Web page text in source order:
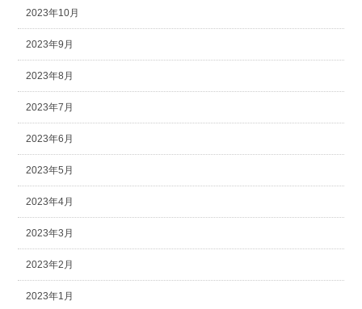
2023年10月
2023年9月
2023年8月
2023年7月
2023年6月
2023年5月
2023年4月
2023年3月
2023年2月
2023年1月